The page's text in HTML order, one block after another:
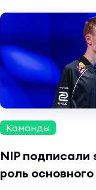
Команды
NIP подписали
роль